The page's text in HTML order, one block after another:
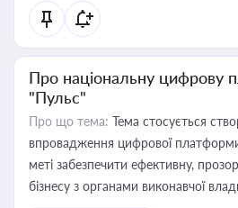
Про національну цифрову
"Пульс"
Про що тема: Тема стосується
впровадження цифрової
меті забезпечити ефективну,
бізнесу з органами виконавчої